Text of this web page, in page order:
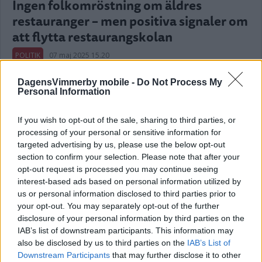
DagensVimmerby mobile - Do Not Process My
Personal Information
If you wish to opt-out of the sale, sharing to third parties, or
processing of your personal or sensitive information for
targeted advertising by us, please use the below opt-out
section to confirm your selection. Please note that after your
opt-out request is processed you may continue seeing
interest-based ads based on personal information utilized by
us or personal information disclosed to third parties prior to
your opt-out. You may separately opt-out of the further
disclosure of your personal information by third parties on the
IAB’s list of downstream participants. This information may
also be disclosed by us to third parties on the IAB’s List of
Downstream Participants that may further disclose it to other
Ingen folkomröstning om äldres
restauranger – men positiva signaler om
att flytta restaurangskolan
POLITIK 07 maj 2025 15.20
Boende på Granen om värmda
färdigmaten: ”Tur man är gammal och
inte behöver stå ut så länge”
NYHETER 26 april 2025 04.30